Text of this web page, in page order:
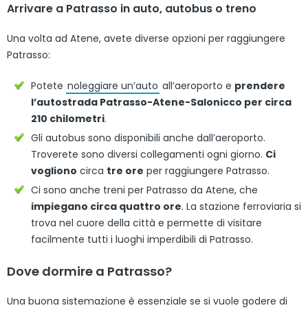
Arrivare a Patrasso in auto, autobus o treno
Una volta ad Atene, avete diverse opzioni per raggiungere
Patrasso:
Potete noleggiare un’auto all’aeroporto e prendere
l’autostrada Patrasso-Atene-Salonicco per circa
210 chilometri.
Gli autobus sono disponibili anche dall’aeroporto.
Troverete sono diversi collegamenti ogni giorno. Ci
vogliono circa tre ore per raggiungere Patrasso.
Ci sono anche treni per Patrasso da Atene, che
impiegano circa quattro ore. La stazione ferroviaria si
trova nel cuore della città e permette di visitare
facilmente tutti i luoghi imperdibili di Patrasso.
Dove dormire a Patrasso?
Una buona sistemazione è essenziale se si vuole godere di